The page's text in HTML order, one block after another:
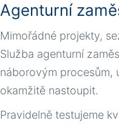
Agenturní
Mimořádné projekty,
Služba agenturní
náborovým procesům,
okamžitě nastoupit.
Pravidelně testujeme